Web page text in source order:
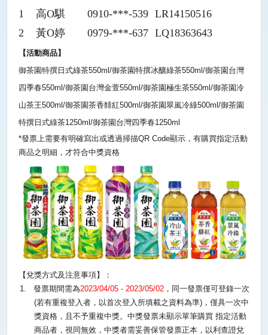
1
高O騏 0910-***-539 LR14150516
2
黃O婷 0979-***-637 LQ18363643
【活動商品】
御茶園特撰日式綠茶550ml/御茶園特撰冰釀綠茶550ml/御茶園台灣
四季春550ml/御茶園台灣金萱550ml/御茶園極生茶550ml/御茶園冷
山茶王500ml/御茶園茶香馡紅500ml/御茶園翠嵐冷綠500ml/御茶園
特撰日式綠茶1250ml/御茶園台灣四季春1250ml
*發票上需要有明確寫出或透過掃描QR Code顯示，有購買指定活動
商品之明細，才符合中獎資格
【兌獎方式及注意事項】：
1.
發票期間需為2023/04/05 - 2023/05/02，同一發票僅可登錄一次
(若有重複登入者，以首次登入所填載之資料為準)，僅具一次中
獎資格，且不予重複中獎。中獎發票未顯示單筆購買 指定活動
商品者，視同無效，中獎者需妥善保管發票正本，以利查證兌